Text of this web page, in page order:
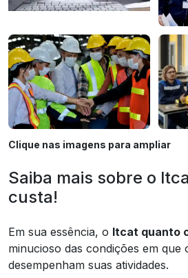
Clique nas imagens para ampliar
Saiba mais sobre o
custa!
Em sua essência, o ltcat quanto
minucioso das condições em que
desempenham suas atividades.